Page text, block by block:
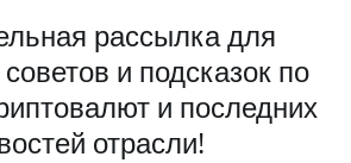
рассылка для
и подсказок по
и последних
отрасли!